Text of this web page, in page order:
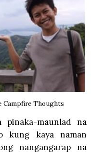
Campfire Thoughts
pinaka-maunlad na
kung kaya naman
nangangarap na